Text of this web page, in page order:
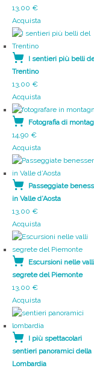
13,00 €
Acquista
I sentieri più belli
Trentino
13,00 €
Acquista
Fotografia di
14,90 €
Acquista
Passeggiate
in Valle d’Aosta
13,00 €
Acquista
Escursioni nelle valli
segrete del Piemonte
13,00 €
Acquista
I più spettacolari
sentieri panoramici della
Lombardia